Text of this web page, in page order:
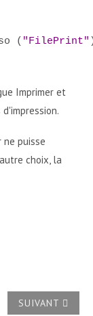
( "FilePrint"
Imprimer et
puisse
choix, la
À UNE
ARTICLE
SUIVANT